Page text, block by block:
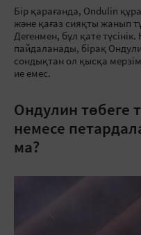
Бір қарағанда, Ondulin
және қағаз сияқты жанып
Дегенмен, бұл қате
пайдаланады, бірақ
сондықтан ол қысқа
ие емес.
Ондулин төбеге
немесе
ма?